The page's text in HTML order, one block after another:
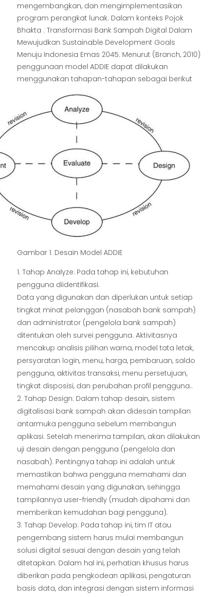
mengembangkan, dan mengimplementasikan
program perangkat lunak. Dalam konteks Pojok
Bhakta : Transformasi Bank Sampah Digital Dalam
Mewujudkan Sustainable Development Goals
Menuju Indonesia Emas 2045. Menurut (Branch, 2010)
penggunaan model ADDIE dapat dilakukan
menggunakan tahapan-tahapan sebagai berikut
Gambar 1. Desain Model ADDIE
Tahap Analyze: Pada tahap ini, kebutuhan
pengguna diidentifikasi.
Data yang digunakan dan diperlukan untuk setiap
tingkat minat pelanggan (nasabah bank sampah)
dan administrator (pengelola bank sampah)
ditentukan oleh survei pengguna. Aktivitasnya
mencakup analisis pilihan warna, model tata letak,
persyaratan login, menu, harga, pembaruan, saldo
pengguna, aktivitas transaksi, menu persetujuan,
tingkat disposisi, dan perubahan profil pengguna..
Tahap Design: Dalam tahap desain, sistem
digitalisasi bank sampah akan didesain tampilan
antarmuka pengguna sebelum membangun
aplikasi. Setelah menerima tampilan, akan dilakukan
uji desain dengan pengguna (pengelola dan
nasabah). Pentingnya tahap ini adalah untuk
memastikan bahwa pengguna memahami dan
memahami desain yang digunakan, sehingga
tampilannya user-friendly (mudah dipahami dan
memberikan kemudahan bagi pengguna).
Tahap Develop: Pada tahap ini, tim IT atau
pengembang sistem harus mulai membangun
solusi digital sesuai dengan desain yang telah
ditetapkan. Dalam hal ini, perhatian khusus harus
diberikan pada pengkodean aplikasi, pengaturan
basis data, dan integrasi dengan sistem informasi